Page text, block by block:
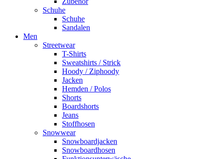
Schuhe
Schuhe
Sandalen
Men
Streetwear
T-Shirts
Sweatshirts / Strick
Hoody / Ziphoody
Jacken
Hemden / Polos
Shorts
Boardshorts
Jeans
Stoffhosen
Snowwear
Snowboardjacken
Snowboardhosen